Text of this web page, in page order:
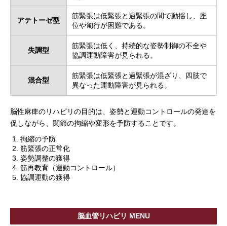
アテトーゼ型
筋緊張は低緊張と過緊張の間で動揺し、座
位や匍行が困難である。
失調型
筋緊張は低く、持続的な姿勢制御の不全や
協調運動障害が見られる。
混合型
筋緊張は低緊張と過緊張が混ざり、四肢で
異なった運動障害が見られる。
脳性麻痺のリハビリの目的は、姿勢と運動コントロールの発達を
促しながら、関節の拘縮や変形を予防することです。
拘縮の予防
筋緊張の正常化
姿勢調整の獲得
筋再教育（運動コントロール）
協調運動の獲得
脳血管リハビリ MENU